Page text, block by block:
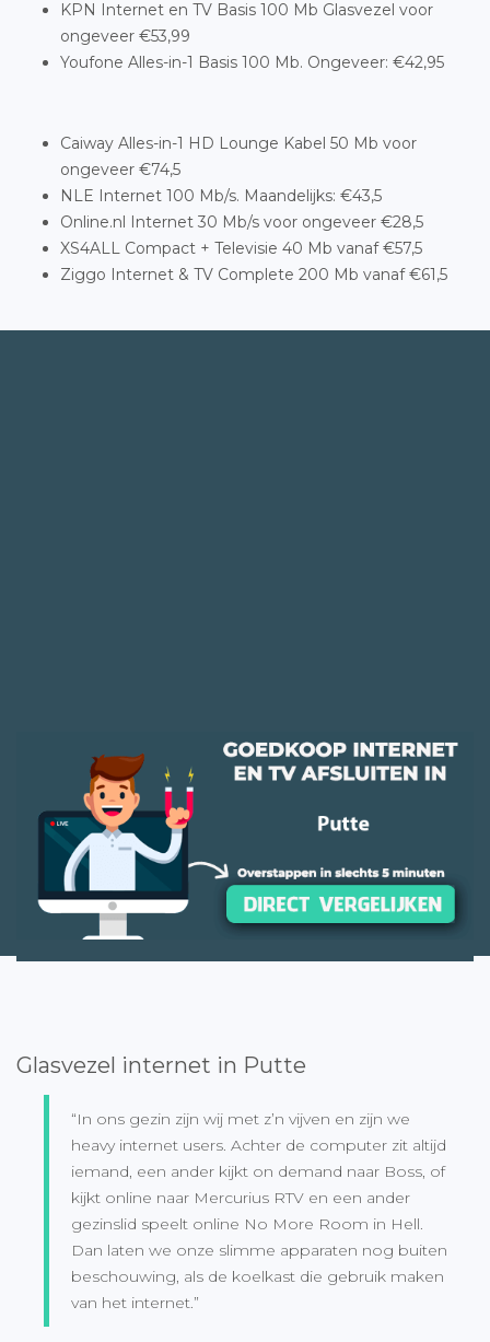
KPN Internet en TV Basis 100 Mb Glasvezel voor
ongeveer €53,99
Youfone Alles-in-1 Basis 100 Mb. Ongeveer: €42,95
Caiway Alles-in-1 HD Lounge Kabel 50 Mb voor
ongeveer €74,5
NLE Internet 100 Mb/s. Maandelijks: €43,5
Online.nl Internet 30 Mb/s voor ongeveer €28,5
XS4ALL Compact + Televisie 40 Mb vanaf €57,5
Ziggo Internet & TV Complete 200 Mb vanaf €61,5
Glasvezel internet in Putte
“In ons gezin zijn wij met z’n vijven en zijn we
heavy internet users. Achter de computer zit altijd
iemand, een ander kijkt on demand naar Boss, of
kijkt online naar Mercurius RTV en een ander
gezinslid speelt online No More Room in Hell.
Dan laten we onze slimme apparaten nog buiten
beschouwing, als de koelkast die gebruik maken
van het internet.”